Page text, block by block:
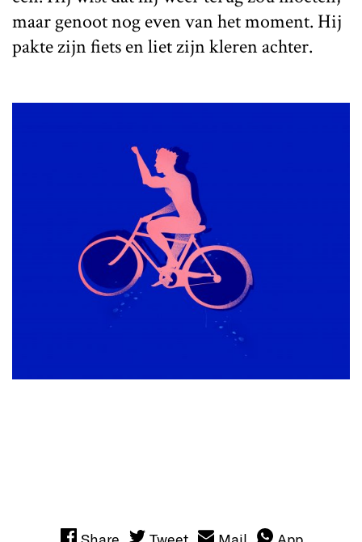
maar genoot nog even van het moment. Hij
pakte zijn fiets en liet zijn kleren achter.
Share Tweet Mail App